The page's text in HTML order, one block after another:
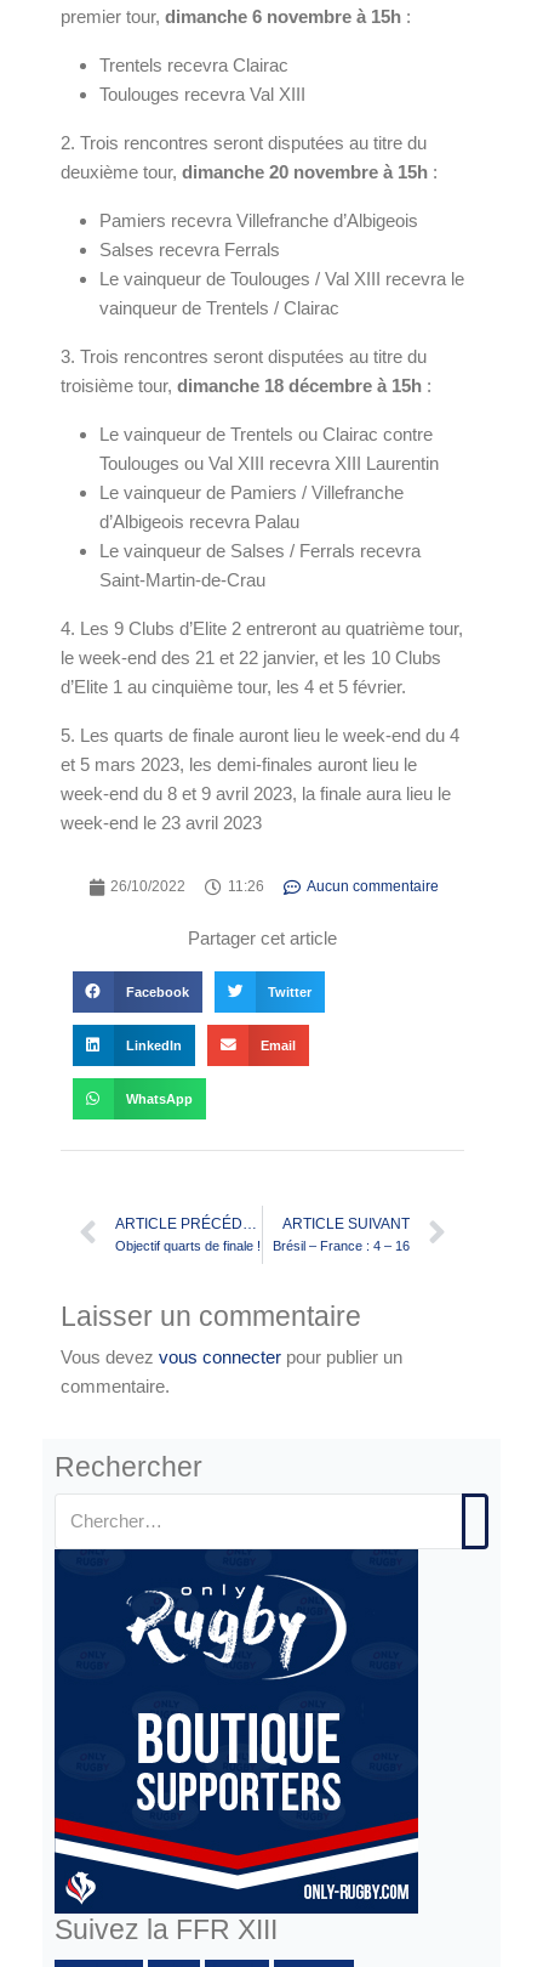
premier tour, dimanche 6 novembre à 15h :
Trentels recevra Clairac
Toulouges recevra Val XIII
2. Trois rencontres seront disputées au titre du
deuxième tour, dimanche 20 novembre à 15h :
Pamiers recevra Villefranche d’Albigeois
Salses recevra Ferrals
Le vainqueur de Toulouges / Val XIII recevra le
vainqueur de Trentels / Clairac
3. Trois rencontres seront disputées au titre du
troisième tour, dimanche 18 décembre à 15h :
Le vainqueur de Trentels ou Clairac contre
Toulouges ou Val XIII recevra XIII Laurentin
Le vainqueur de Pamiers / Villefranche
d’Albigeois recevra Palau
Le vainqueur de Salses / Ferrals recevra
Saint-Martin-de-Crau
4. Les 9 Clubs d’Elite 2 entreront au quatrième tour,
le week-end des 21 et 22 janvier, et les 10 Clubs
d’Elite 1 au cinquième tour, les 4 et 5 février.
5. Les quarts de finale auront lieu le week-end du 4
et 5 mars 2023, les demi-finales auront lieu le
week-end du 8 et 9 avril 2023, la finale aura lieu le
week-end le 23 avril 2023
26/10/2022 11:26 Aucun commentaire
Partager cet article
Facebook Twitter
LinkedIn Email
WhatsApp
ARTICLE PRÉCÉDENT
Objectif quarts de finale !
ARTICLE SUIVANT
Brésil – France : 4 – 16
Laisser un commentaire
Vous devez vous connecter pour publier un
commentaire.
Rechercher
Suivez la FFR XIII